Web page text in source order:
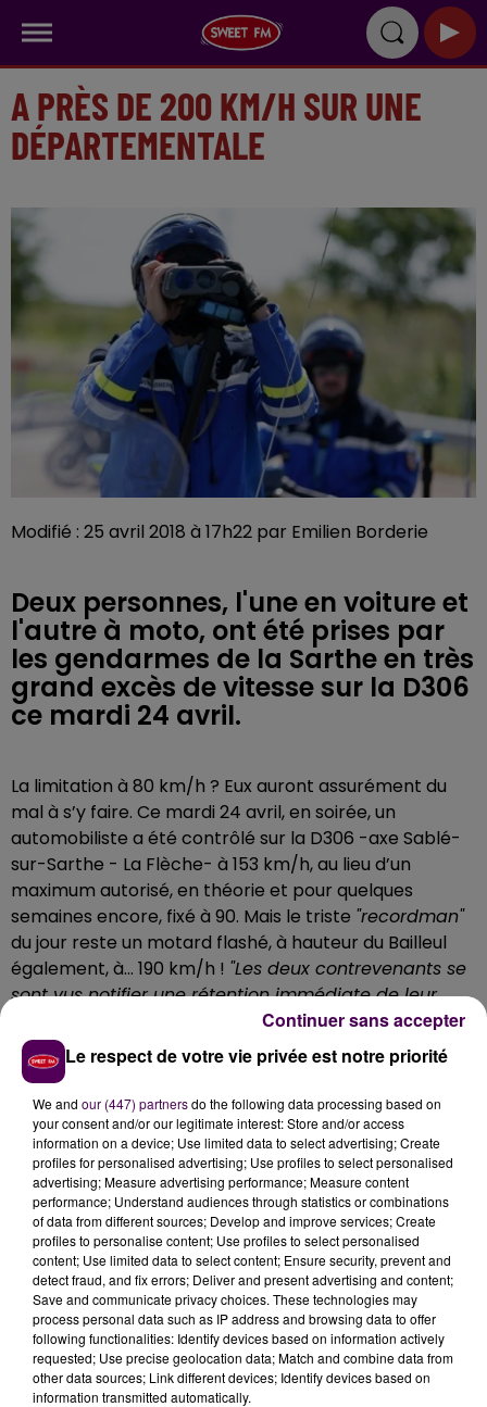
A PRÈS DE 200 KM/H SUR UNE
DÉPARTEMENTALE
Modifié : 25 avril 2018 à 17h22 par Emilien Borderie
Deux personnes, l'une en voiture et
l'autre à moto, ont été prises par
les gendarmes de la Sarthe en très
grand excès de vitesse sur la D306
ce mardi 24 avril.
La limitation à 80 km/h ? Eux auront assurément du
mal à s’y faire. Ce mardi 24 avril, en soirée, un
automobiliste a été contrôlé sur la D306 -axe Sablé-
sur-Sarthe - La Flèche- à 153 km/h, au lieu d’un
maximum autorisé, en théorie et pour quelques
semaines encore, fixé à 90. Mais le triste "recordman"
du jour reste un motard flashé, à hauteur du Bailleul
également, à… 190 km/h ! "Les deux contrevenants se
sont vus notifier une rétention immédiate de leur
indique la gendarmerie en
précisant que les véhicules font quant à eux l’objet
d’une immobilisation administrative. C’est la brigade
motorisée de Cérans-Foulletourte qui est chargée du
dossier.
À LA UNE
Le respect de votre vie privée est notre priorité
We and our (447) partnersdo the following data processing based on
your consent and/or our legitimate interest: Store and/or access
information on a device; Use limited data to select advertising; Create
profiles for personalised advertising; Use profiles to select personalised
advertising; Measure advertising performance; Measure content
performance; Understand audiences through statistics or combinations
of data from different sources; Develop and improve services; Create
profiles to personalise content; Use profiles to select personalised
content; Use limited data to select content; Ensure security, prevent and
detect fraud, and fix errors; Deliver and present advertising and content;
Save and communicate privacy choices. These technologies may
process personal data such as IP address and browsing data to offer
following functionalities: Identify devices based on information actively
requested; Use precise geolocation data; Match and combine data from
other data sources; Link different devices; Identify devices based on
information transmitted automatically.
Continuer sans accepter